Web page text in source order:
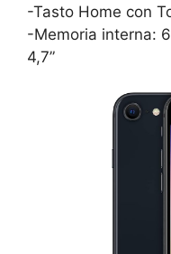
-Tasto Home con
-Memoria interna:
4,7”